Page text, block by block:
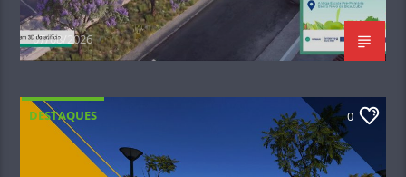
07/08/2026
DESTAQUES 0